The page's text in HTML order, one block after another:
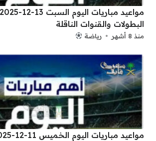
البطولات والقنوات الناقلة
منذ 8 أشهر رياضة